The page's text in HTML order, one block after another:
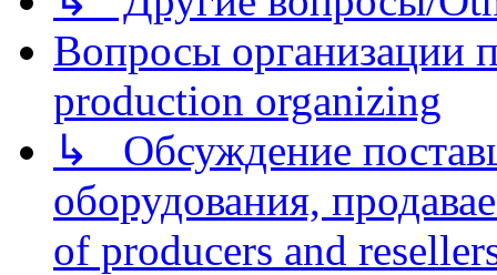
Вопросы организации
production organizing
↳ Обсуждение
оборудования,
of producers and